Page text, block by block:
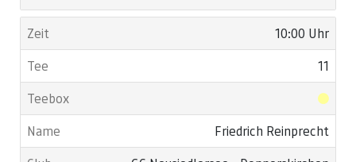
10:00 Uhr
11
Friedrich Reinprecht